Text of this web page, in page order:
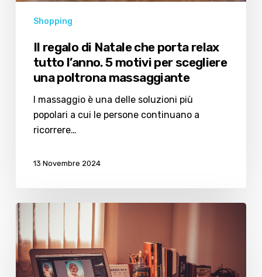
Shopping
Il regalo di Natale che porta relax
tutto l’anno. 5 motivi per scegliere
una poltrona massaggiante
l massaggio è una delle soluzioni più
popolari a cui le persone continuano a
ricorrere…
13 Novembre 2024
vantaggi
di
comprare
online